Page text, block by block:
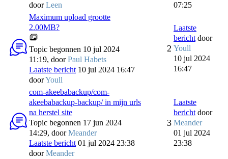
doorLeen
07:25
Maximum upload grootte
2.00MB?
Topic begonnen 10 jul 2024
11:19, doorPaul Habets
Laatste bericht 10 jul 2024 16:47
doorYoull
2
Laatste
bericht door
Youll
10 jul 2024
16:47
com-akeebabackup/com-
akeebabackup-backup/ in mijn urls
na herstel site
Topic begonnen 17 jun 2024
14:29, doorMeander
Laatste bericht 01 jul 2024 23:38
doorMeander
3
Laatste
bericht door
Meander
01 jul 2024
23:38